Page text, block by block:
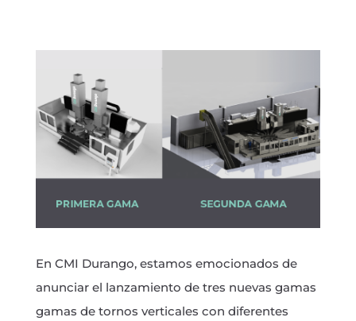
En CMI Durango, estamos emocionados de
anunciar el lanzamiento de tres nuevas gamas
gamas de tornos verticales con diferentes